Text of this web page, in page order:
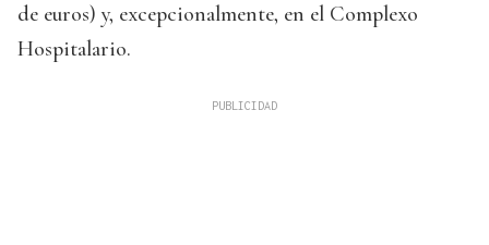
de euros) y, excepcionalmente, en el Complexo
Hospitalario.